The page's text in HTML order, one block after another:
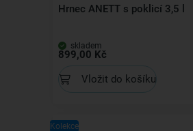
Hrnec ANETT s poklicí 3,5 l
skladem
899,00 Kč
Vložit do košíku
Kolekce